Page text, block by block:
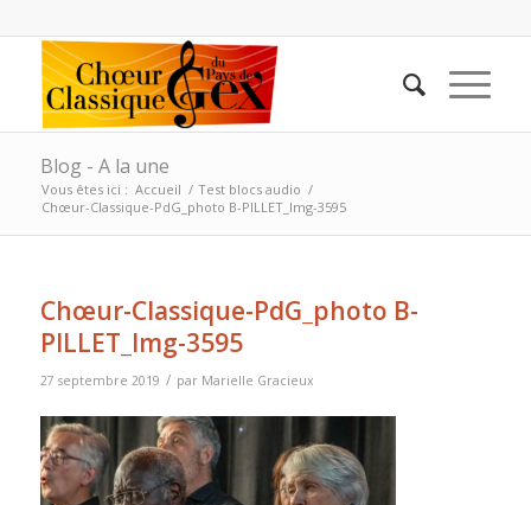
Blog - A la une
Vous êtes ici : Accueil / Test blocs audio /
Chœur-Classique-PdG_photo B-PILLET_Img-3595
Chœur-Classique-PdG_photo B-
PILLET_Img-3595
27 septembre 2019 / par Marielle Gracieux